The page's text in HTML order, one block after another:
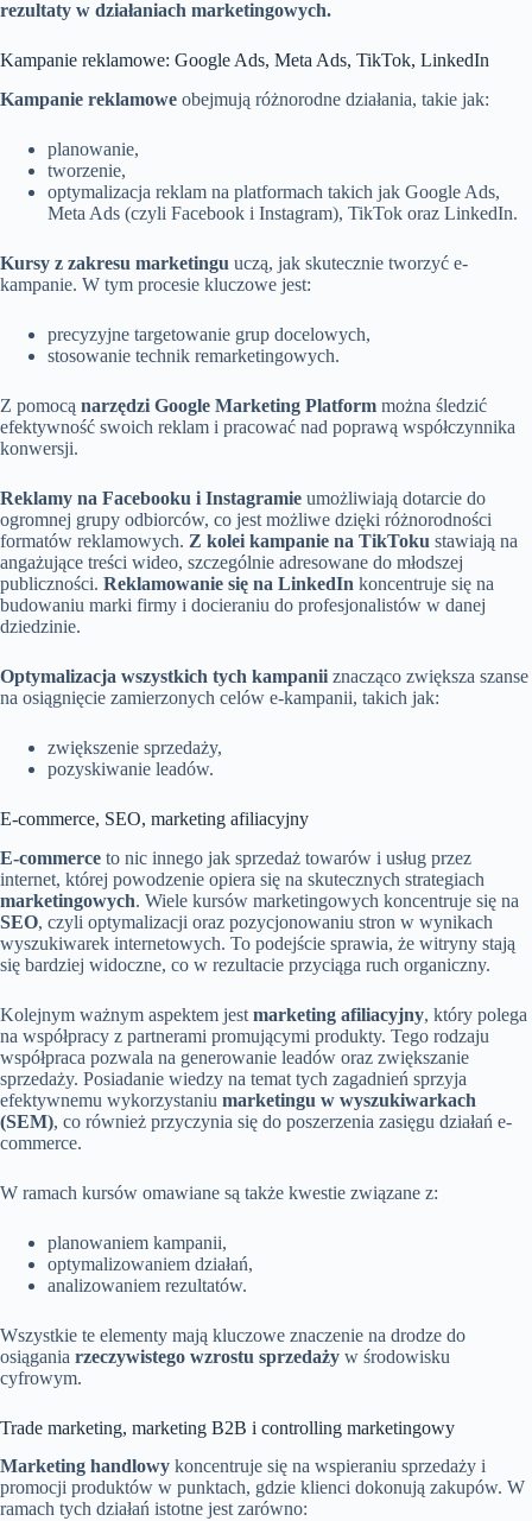
rezultaty w działaniach marketingowych.
Kampanie reklamowe: Google Ads, Meta Ads, TikTok, LinkedIn
Kampanie reklamowe obejmują różnorodne działania, takie jak:
planowanie,
tworzenie,
optymalizacja reklam na platformach takich jak Google Ads,
Meta Ads (czyli Facebook i Instagram), TikTok oraz LinkedIn.
Kursy z zakresu marketingu uczą, jak skutecznie tworzyć e-
kampanie. W tym procesie kluczowe jest:
precyzyjne targetowanie grup docelowych,
stosowanie technik remarketingowych.
Z pomocą narzędzi Google Marketing Platform można śledzić
efektywność swoich reklam i pracować nad poprawą współczynnika
konwersji.
Reklamy na Facebooku i Instagramie umożliwiają dotarcie do
ogromnej grupy odbiorców, co jest możliwe dzięki różnorodności
formatów reklamowych. Z kolei kampanie na TikToku stawiają na
angażujące treści wideo, szczególnie adresowane do młodszej
publiczności. Reklamowanie się na LinkedIn koncentruje się na
budowaniu marki firmy i docieraniu do profesjonalistów w danej
dziedzinie.
Optymalizacja wszystkich tych kampanii znacząco zwiększa szanse
na osiągnięcie zamierzonych celów e-kampanii, takich jak:
zwiększenie sprzedaży,
pozyskiwanie leadów.
E-commerce, SEO, marketing afiliacyjny
E-commerce to nic innego jak sprzedaż towarów i usług przez
internet, której powodzenie opiera się na skutecznych strategiach
marketingowych. Wiele kursów marketingowych koncentruje się na
SEO, czyli optymalizacji oraz pozycjonowaniu stron w wynikach
wyszukiwarek internetowych. To podejście sprawia, że witryny stają
się bardziej widoczne, co w rezultacie przyciąga ruch organiczny.
Kolejnym ważnym aspektem jest marketing afiliacyjny, który polega
na współpracy z partnerami promującymi produkty. Tego rodzaju
współpraca pozwala na generowanie leadów oraz zwiększanie
sprzedaży. Posiadanie wiedzy na temat tych zagadnień sprzyja
efektywnemu wykorzystaniu marketingu w wyszukiwarkach
(SEM), co również przyczynia się do poszerzenia zasięgu działań e-
commerce.
W ramach kursów omawiane są także kwestie związane z:
planowaniem kampanii,
optymalizowaniem działań,
analizowaniem rezultatów.
Wszystkie te elementy mają kluczowe znaczenie na drodze do
osiągania rzeczywistego wzrostu sprzedaży w środowisku
cyfrowym.
Trade marketing, marketing B2B i controlling marketingowy
Marketing handlowy koncentruje się na wspieraniu sprzedaży i
promocji produktów w punktach, gdzie klienci dokonują zakupów. W
ramach tych działań istotne jest zarówno: